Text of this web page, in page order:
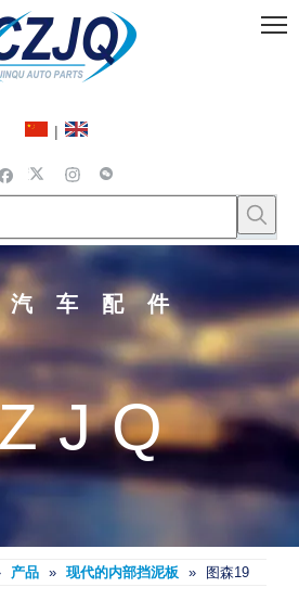
|
汽车配件
产品 » 现代的内部挡泥板 » 图森19